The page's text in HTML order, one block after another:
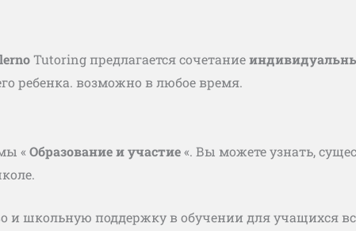
Tutoring предлагается сочетание
ребенка. возможно в любое время.
«Образование и участие«. Вы можете узнать,
и школьную поддержку в обучении для учащихся